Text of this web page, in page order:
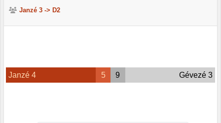
Janzé 3 -> D2
Janzé 4 5 9 Gévezé 3